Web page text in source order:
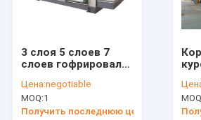
Путешествие фабрики
3 слоя 5 слоев 7
слоев гофрировал
производственной
линии картона
автоматический
Цена:negotiable
MOQ:1
Получить последнюю цену